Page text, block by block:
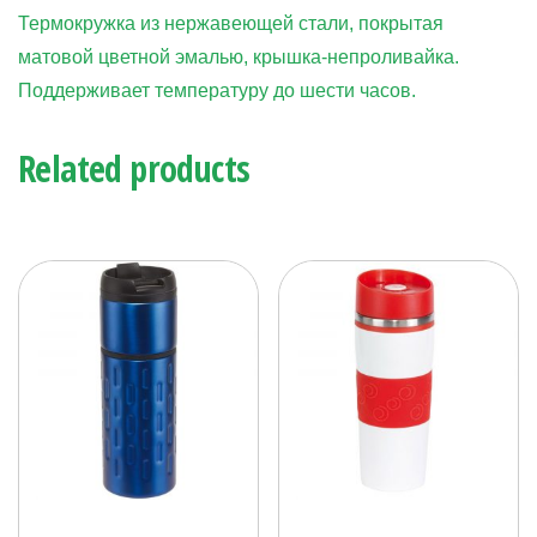
Термокружка из нержавеющей стали, покрытая
матовой цветной эмалью, крышка-непроливайка.
Поддерживает температуру до шести часов.
Related products